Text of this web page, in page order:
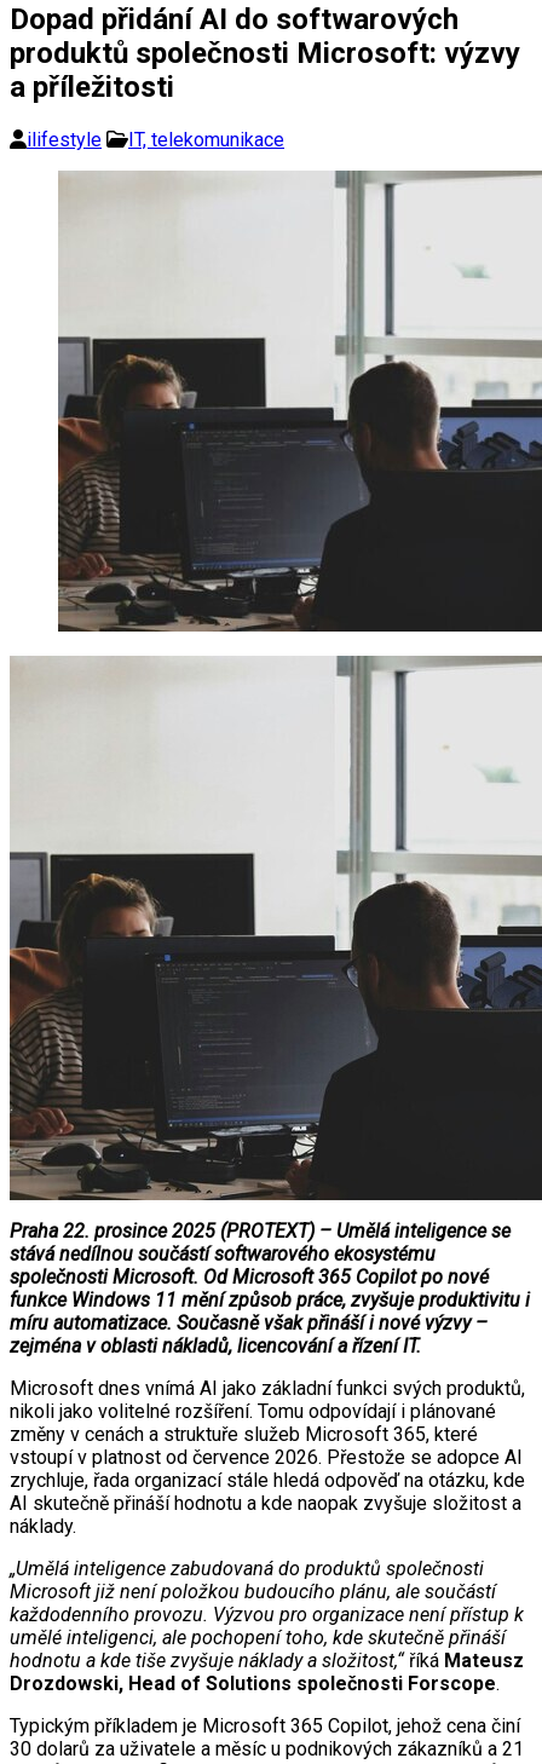
Dopad přidání AI do softwarových
produktů společnosti Microsoft: výzvy
a příležitosti
ilifestyle IT, telekomunikace
Praha 22. prosince 2025 (PROTEXT) – Umělá inteligence se
stává nedílnou součástí softwarového ekosystému
společnosti Microsoft. Od Microsoft 365 Copilot po nové
funkce Windows 11 mění způsob práce, zvyšuje produktivitu i
míru automatizace. Současně však přináší i nové výzvy –
zejména v oblasti nákladů, licencování a řízení IT.
Microsoft dnes vnímá AI jako základní funkci svých produktů,
nikoli jako volitelné rozšíření. Tomu odpovídají i plánované
změny v cenách a struktuře služeb Microsoft 365, které
vstoupí v platnost od července 2026. Přestože se adopce AI
zrychluje, řada organizací stále hledá odpověď na otázku, kde
AI skutečně přináší hodnotu a kde naopak zvyšuje složitost a
náklady.
„Umělá inteligence zabudovaná do produktů společnosti
Microsoft již není položkou budoucího plánu, ale součástí
každodenního provozu. Výzvou pro organizace není přístup k
umělé inteligenci, ale pochopení toho, kde skutečně přináší
hodnotu a kde tiše zvyšuje náklady a složitost,“říká Mateusz
Drozdowski, Head of Solutions společnosti Forscope.
Typickým příkladem je Microsoft 365 Copilot, jehož cena činí
30 dolarů za uživatele a měsíc u podnikových zákazníků a 21